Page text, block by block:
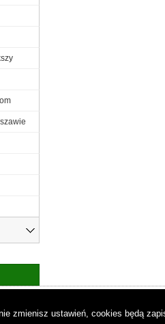
zmienisz ustawień, cookies będą